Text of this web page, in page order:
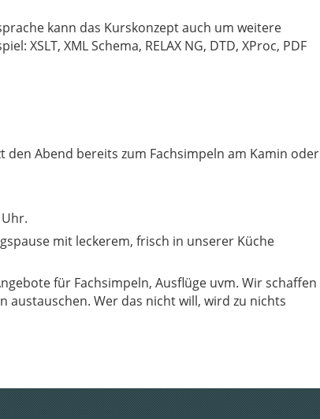
kann das Kurskonzept auch um weitere
Abend bereits zum Fachsimpeln am Kamin oder
mit leckerem, frisch in unserer Küche
für Fachsimpeln, Ausflüge uvm. Wir schaffen